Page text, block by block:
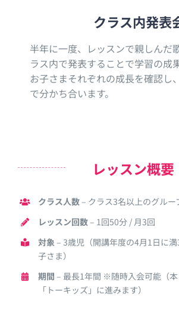
クラス内発表
半年に一度、レッスンで親しんだ
ラス内で発表することで学習の成
お子さまそれぞれの成長を確認し
で分かち合います。
レッスン概要
クラス人数– クラス3名以上のグルー
レッスン回数– 1回50分 / 月3回
対象– 3歳児（開講年度の4月1日に
子さま）
期間 – 最長1年間 ※随時入会可能（
「トーキッズ」に進みます）